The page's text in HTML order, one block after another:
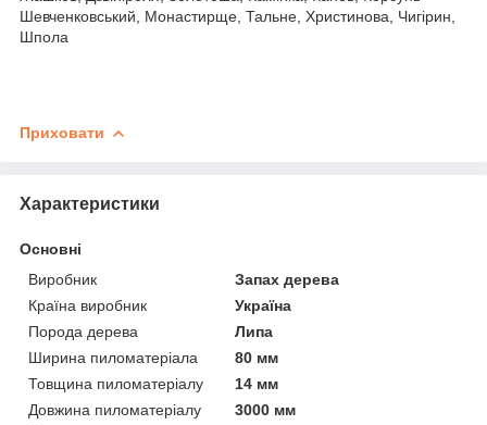
Шевченковський, Монастирще, Тальне, Христинова, Чигірин,
Шпола
Приховати
Характеристики
Основні
Виробник
Запах дерева
Країна виробник
Україна
Порода дерева
Липа
Ширина пиломатеріала
80 мм
Товщина пиломатеріалу
14 мм
Довжина пиломатеріалу
3000 мм